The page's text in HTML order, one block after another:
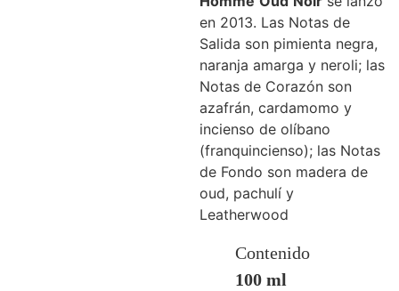
en 2013. Las Notas de
Salida son pimienta negra,
naranja amarga y neroli; las
Notas de Corazón son
azafrán, cardamomo y
incienso de olíbano
(franquincienso); las Notas
de Fondo son madera de
oud, pachulí y
Leatherwood
Contenido
100 ml